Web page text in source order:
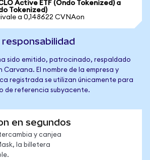
Active ETF (Ondo Tokenized) a
Tokenized)
a 0,148622 CVNAon
sido emitido, patrocinado, respaldado
El nombre de la empresa y
registrada se utilizan únicamente para
de referencia subyacente.
en segundos
y canjea
la billetera